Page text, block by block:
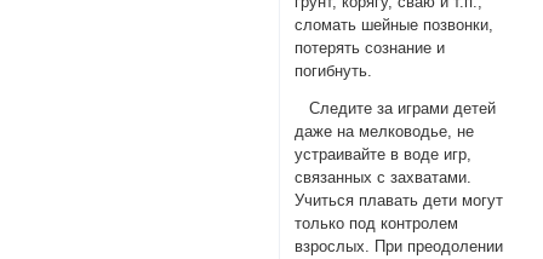
сломать шейные позвонки,
потерять сознание и
погибнуть.
Следите за играми детей
даже на мелководье, не
устраивайте в воде игр,
связанных с захватами.
Учиться плавать дети могут
только под контролем
взрослых. При преодолении